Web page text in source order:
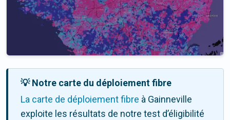
💡 Notre carte du déploiement fibre
La carte de déploiement fibre à Gainneville
exploite les résultats de notre test d’éligibilité